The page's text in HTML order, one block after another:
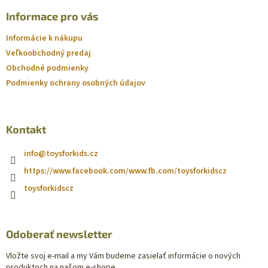
Informace pro vás
Informácie k nákupu
Veľkoobchodný predaj
Obchodné podmienky
Podmienky ochrany osobných údajov
Kontakt
info@toysforkids.cz
https://www.facebook.com/www.fb.com/toysforkidscz
toysforkidscz
Odoberať newsletter
Vložte svoj e-mail a my Vám budeme zasielať informácie o nových